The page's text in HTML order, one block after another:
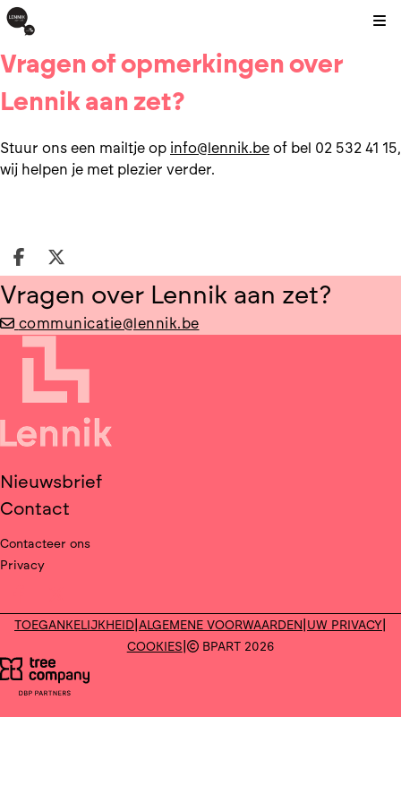
Vragen of opmerkingen over
Lennik aan zet?
Stuur ons een mailtje op info@lennik.be of bel 02 532 41 15,
wij helpen je met plezier verder.
Deel op facebook
Deel op X
Vragen over Lennik aan zet?
communicatie@lennik.be
Nieuwsbrief
Contact
Contacteer ons
Privacy
Deel op facebook
Deel op X
TOEGANKELIJKHEID ALGEMENE VOORWAARDEN UW PRIVACY
COOKIES BPART 2026